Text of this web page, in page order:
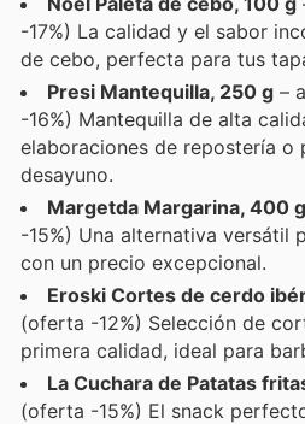
-17%) La calidad y el sabor
de cebo, perfecta para tus
Presi Mantequilla, 250 g –
-16%) Mantequilla de alta
elaboraciones de repostería o
desayuno.
Margetda Margarina, 400 g
-15%) Una alternativa versátil
con un precio excepcional.
Eroski Cortes de cerdo
(oferta -12%) Selección de
primera calidad, ideal para
La Cuchara de Patatas
(oferta -15%) El snack